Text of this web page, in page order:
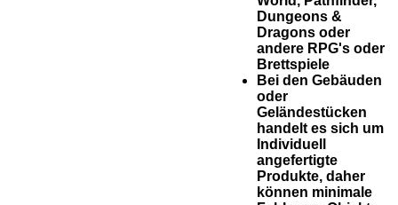
Dungeons &
Dragons oder
andere RPG's oder
Brettspiele
Bei den Gebäuden
oder
Geländestücken
handelt es sich um
Individuell
angefertigte
Produkte, daher
können minimale